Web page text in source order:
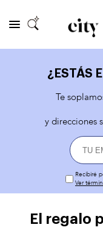
¿ESTÁS
Te
y direcciones
Recibiré
Ver
El regalo